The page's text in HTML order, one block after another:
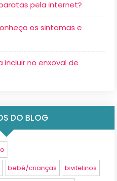
pela internet?
os sintomas e
no enxoval de
DO BLOG
bebê/crianças bivitelinos